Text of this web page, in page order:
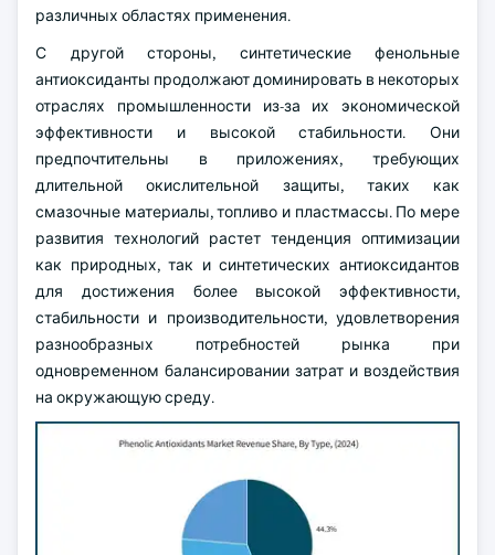
различных областях применения.
С другой стороны, синтетические фенольные
антиоксиданты продолжают доминировать в некоторых
отраслях промышленности из-за их экономической
эффективности и высокой стабильности. Они
предпочтительны в приложениях, требующих
длительной окислительной защиты, таких как
смазочные материалы, топливо и пластмассы. По мере
развития технологий растет тенденция оптимизации
как природных, так и синтетических антиоксидантов
для достижения более высокой эффективности,
стабильности и производительности, удовлетворения
разнообразных потребностей рынка при
одновременном балансировании затрат и воздействия
на окружающую среду.